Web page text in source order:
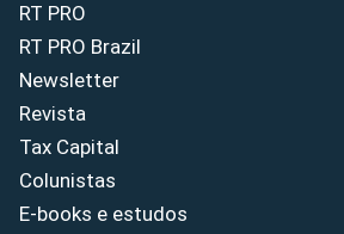
RT PRO
RT PRO Brazil
Newsletter
Revista
Tax Capital
Colunistas
E-books e estudos